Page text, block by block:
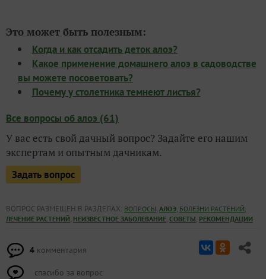
Это может быть полезным:
Когда и как отсадить деток алоэ?
Какое применение домашнего алоэ в садоводстве
вы можете посоветовать?
Почему у столетника темнеют листья?
Все вопросы об алоэ (61)
У вас есть свой дачный вопрос? Задайте его нашим
экспертам и опытным дачникам.
Задать вопрос
ВОПРОС РАЗМЕЩЕН В РАЗДЕЛАХ: ВОПРОСЫ, АЛОЭ, БОЛЕЗНИ РАСТЕНИЙ,
ЛЕЧЕНИЕ РАСТЕНИЙ, НЕИЗВЕСТНОЕ ЗАБОЛЕВАНИЕ, СОВЕТЫ, РЕКОМЕНДАЦИИ
4 комментария
спасибо за вопрос